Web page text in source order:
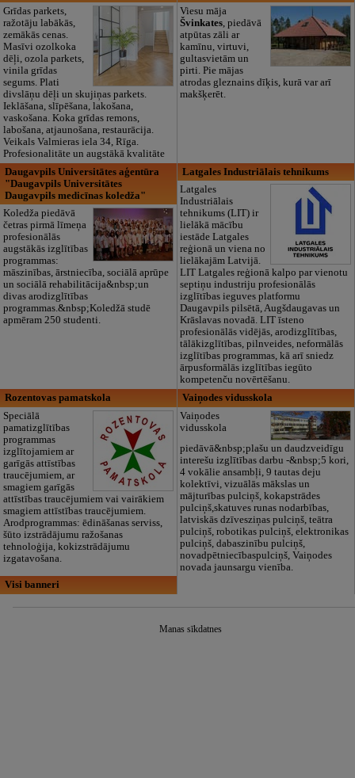
Grīdas parkets,
ražotāju labākās,
zemākās cenas.
Masīvi ozolkoka
dēļi, ozola parkets,
vinila grīdas
segums. Plati
divslāņu dēļi un skujiņas parkets.
Ieklāšana, slīpēšana, lakošana,
vaskošana. Koka grīdas remons,
labošana, atjaunošana, restaurācija.
Veikals Valmieras iela 34, Rīga.
Profesionalitāte un augstākā kvalitāte
Viesu māja
Švinkates, piedāvā
atpūtas zāli ar
kamīnu, virtuvi,
gultasvietām un
pirti. Pie mājas
atrodas gleznains dīķis, kurā var arī
makšķerēt.
Daugavpils Universitātes aģentūra
"Daugavpils Universitātes
Daugavpils medicīnas koledža"
Koledža piedāvā
četras pirmā līmeņa
profesionālās
augstākās izglītības
programmas:
māszinības, ārstniecība, sociālā aprūpe
un sociālā rehabilitācija&nbsp;un
divas arodizglītības
programmas.&nbsp;Koledžā studē
apmēram 250 studenti.
Latgales Industriālais tehnikums
Latgales
Industriālais
tehnikums (LIT) ir
lielākā mācību
iestāde Latgales
reģionā un viena no
lielākajām Latvijā.
LIT Latgales reģionā kalpo par vienotu
septiņu industriju profesionālās
izglītības ieguves platformu
Daugavpils pilsētā, Augšdaugavas un
Krāslavas novadā. LIT īsteno
profesionālās vidējās, arodizglītības,
tālākizglītības, pilnveides, neformālās
izglītības programmas, kā arī sniedz
ārpusformālās izglītības iegūto
kompetenču novērtēšanu.
Rozentovas pamatskola
Speciālā
pamatizglītības
programmas
izglītojamiem ar
garīgās attīstības
traucējumiem, ar
smagiem garīgās
attīstības traucējumiem vai vairākiem
smagiem attīstības traucējumiem.
Arodprogrammas: ēdināšanas serviss,
šūto izstrādājumu ražošanas
tehnoloģija, kokizstrādājumu
izgatavošana.
Vaiņodes vidusskola
Vaiņodes
vidusskola
piedāvā&nbsp;plašu un daudzveidīgu
interešu izglītības darbu -&nbsp;5 kori,
4 vokālie ansambļi, 9 tautas deju
kolektīvi, vizuālās mākslas un
mājturības pulciņš, kokapstrādes
pulciņš,skatuves runas nodarbības,
latviskās dzīvesziņas pulciņš, teātra
pulciņš, robotikas pulciņš, elektronikas
pulciņš, dabaszinību pulciņš,
novadpētniecībaspulciņš, Vaiņodes
novada jaunsargu vienība.
Visi banneri
Manas sīkdatnes